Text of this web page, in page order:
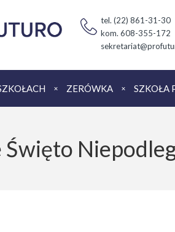
tel. (22) 861-31-30
kom. 608-355-172
ZERÓWKA SZKOŁA